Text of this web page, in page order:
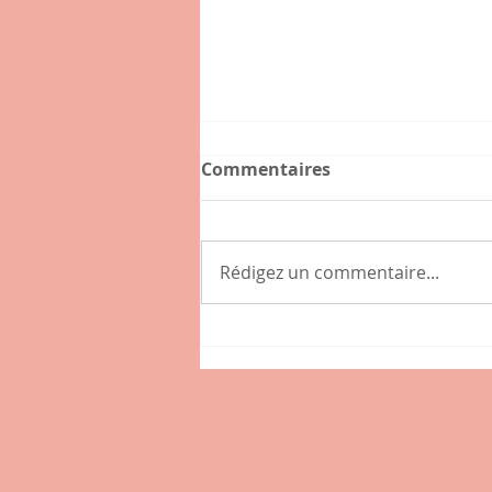
, nouveau café-épicerie de
Commentaires
Rédigez un commentaire...